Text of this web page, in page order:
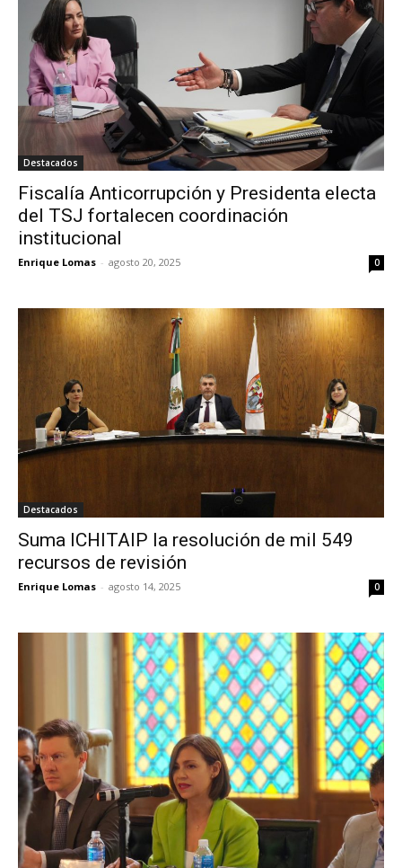
Destacados
Fiscalía Anticorrupción y Presidenta electa
del TSJ fortalecen coordinación
institucional
Enrique Lomas - agosto 20, 2025 0
Destacados
Suma ICHITAIP la resolución de mil 549
recursos de revisión
Enrique Lomas - agosto 14, 2025 0